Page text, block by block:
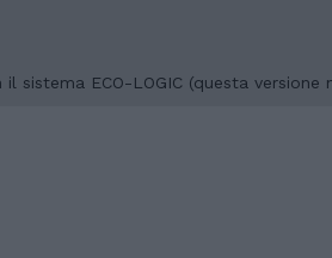
sistema ECO-LOGIC (questa